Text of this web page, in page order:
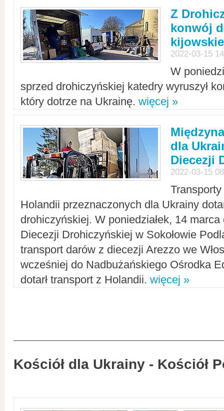
Z
konwój
2022-03-15
W
sprzed drohiczyńskiej katedry wyruszył
który dotrze na Ukrainę. więcej »
dla
Diecezji
2022-03-15
Holandii przeznaczonych dla Ukrainy
drohiczyńskiej. W poniedziałek, 14
Diecezji Drohiczyńskiej w Sokołowie
transport darów z diecezji Arezzo we
wcześniej do Nadbużańskiego Ośrodka
dotarł transport z Holandii. więcej »
Kościół dla Ukrainy - Kościół